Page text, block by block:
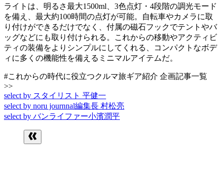
ライトは、明るさ最大1500ml、3色点灯・4段階の調光モード
を備え、最大約100時間の点灯が可能。自転車やカメラに取
り付けができるだけでなく、付属の磁石フックでテントやバ
ッグなどにも取り付けられる。これからの移動やアクティビ
ティの装備をよりシンプルにしてくれる、コンパクトなボデ
ィに多くの機能性を備えるミニマルアイテムだ。
#これからの時代に役立つクルマ旅ギア紹介 企画記事一覧
>>
select by スタイリスト 平健一
select by noru journnal編集長 村松亮
select by バンライファー小濱潤平